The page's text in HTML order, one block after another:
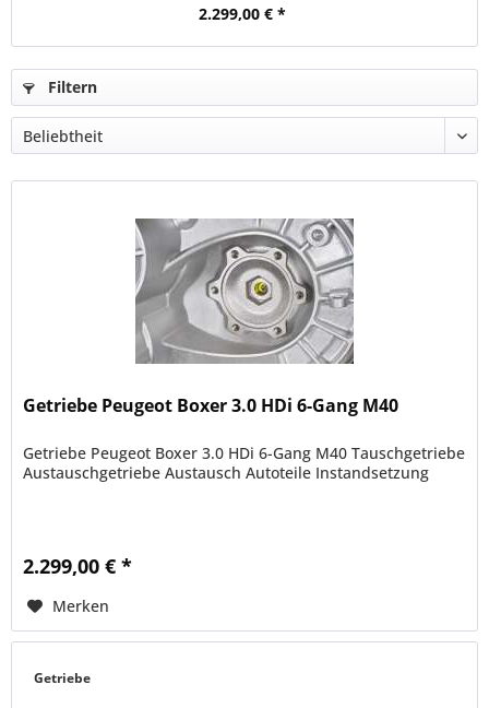
2.299,00 € *
Filtern
Getriebe Peugeot Boxer 3.0 HDi 6-Gang M40
Getriebe Peugeot Boxer 3.0 HDi 6-Gang M40 Tauschgetriebe
Austauschgetriebe Austausch Autoteile Instandsetzung
2.299,00 € *
Merken
Getriebe